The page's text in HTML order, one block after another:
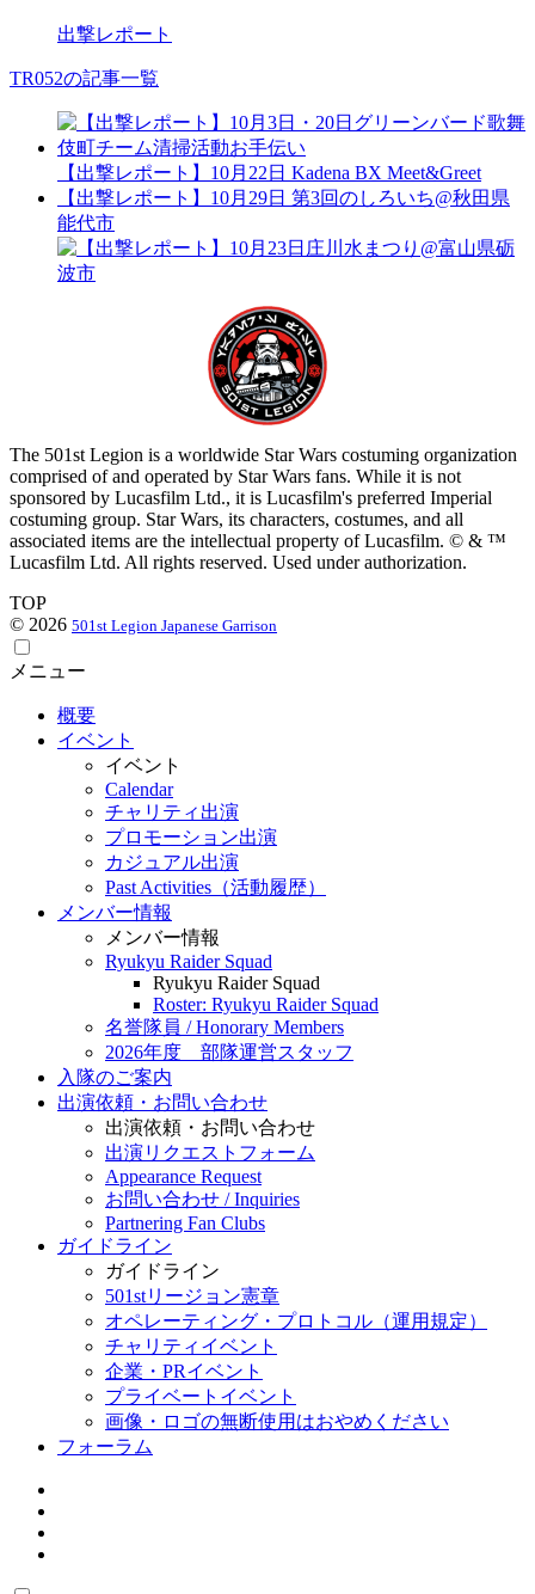
出撃レポート
TR052の記事一覧
【出撃レポート】10月22日 Kadena BX Meet&Greet
【出撃レポート】10月29日 第3回のしろいち@秋田県
能代市
The 501st Legion is a worldwide Star Wars costuming organization
comprised of and operated by Star Wars fans. While it is not
sponsored by Lucasfilm Ltd., it is Lucasfilm's preferred Imperial
costuming group. Star Wars, its characters, costumes, and all
associated items are the intellectual property of Lucasfilm. © & ™
Lucasfilm Ltd. All rights reserved. Used under authorization.
TOP
© 2026 501st Legion Japanese Garrison
メニュー
概要
イベント
イベント
Calendar
チャリティ出演
プロモーション出演
カジュアル出演
Past Activities（活動履歴）
メンバー情報
メンバー情報
Ryukyu Raider Squad
Ryukyu Raider Squad
Roster: Ryukyu Raider Squad
名誉隊員 / Honorary Members
2026年度 部隊運営スタッフ
入隊のご案内
出演依頼・お問い合わせ
出演依頼・お問い合わせ
出演リクエストフォーム
Appearance Request
お問い合わせ / Inquiries
Partnering Fan Clubs
ガイドライン
ガイドライン
501stリージョン憲章
オペレーティング・プロトコル（運用規定）
チャリティイベント
企業・PRイベント
プライベートイベント
画像・ロゴの無断使用はおやめください
フォーラム